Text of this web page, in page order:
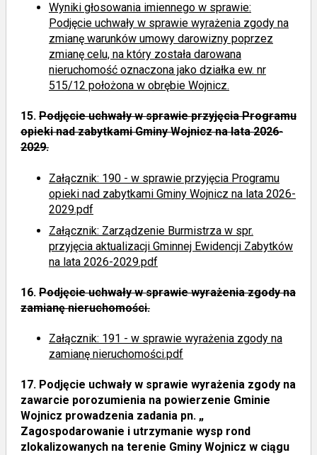
Wyniki głosowania imiennego w sprawie:
Podjęcie uchwały w sprawie wyrażenia zgody na
zmianę warunków umowy darowizny poprzez
zmianę celu, na który została darowana
nieruchomość oznaczona jako działka ew. nr
515/12 położona w obrębie Wojnicz.
15. Podjęcie uchwały w sprawie przyjęcia Programu
opieki nad zabytkami Gminy Wojnicz na lata 2026-
2029.
Załącznik: 190 - w sprawie przyjęcia Programu
opieki nad zabytkami Gminy Wojnicz na lata 2026-
2029.pdf
Załącznik: Zarządzenie Burmistrza w spr.
przyjęcia aktualizacji Gminnej Ewidencji Zabytków
na lata 2026-2029.pdf
16. Podjęcie uchwały w sprawie wyrażenia zgody na
zamianę nieruchomości.
Załącznik: 191 - w sprawie wyrażenia zgody na
zamianę nieruchomości.pdf
17. Podjęcie uchwały w sprawie wyrażenia zgody na
zawarcie porozumienia na powierzenie Gminie
Wojnicz prowadzenia zadania pn. „
Zagospodarowanie i utrzymanie wysp rond
zlokalizowanych na terenie Gminy Wojnicz w ciągu